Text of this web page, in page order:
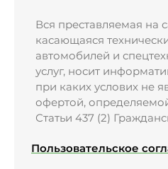
Вся преставляемая на
касающаяся
автомобилей и
услуг, носит
при каких услових не
офертой,
Статьи 437 (2)
Пользовательское